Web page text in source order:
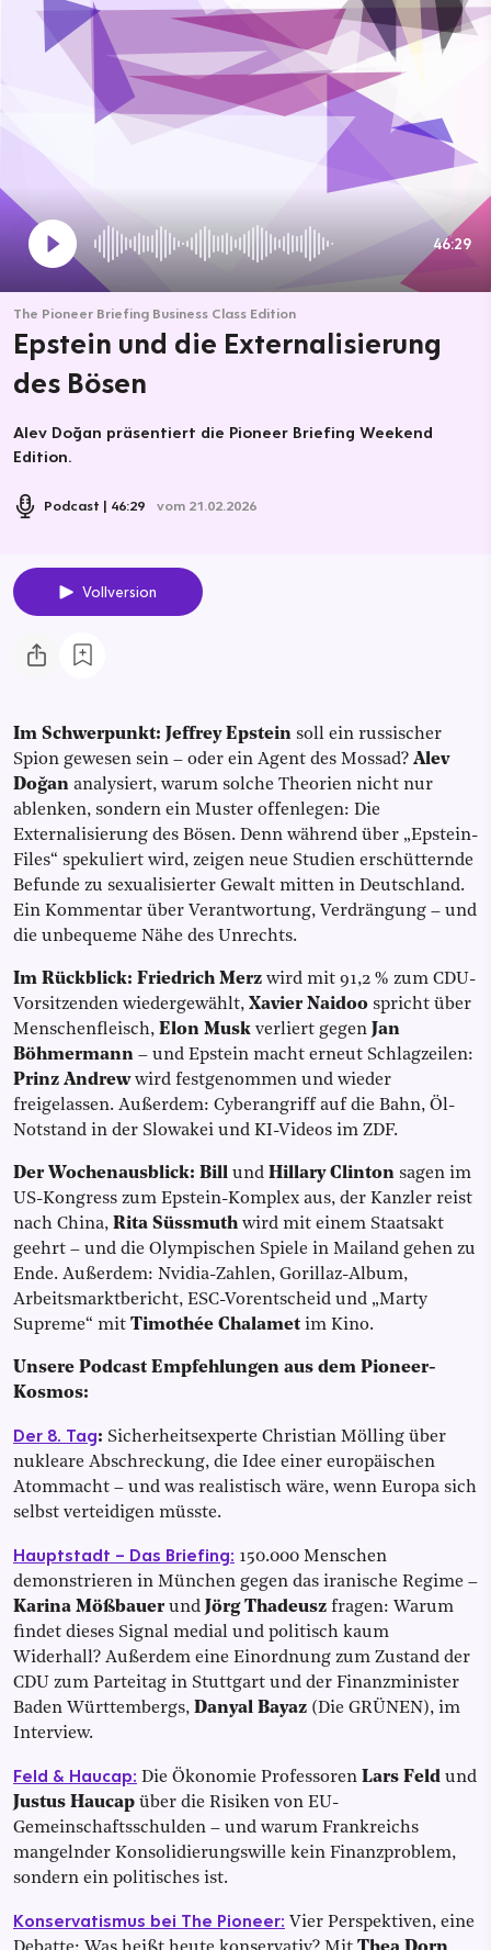
46:29
The Pioneer Briefing Business Class Edition
Epstein und die Externalisierung
des Bösen
Alev Doğan präsentiert die Pioneer Briefing Weekend
Edition.
Podcast 46:29 vom 21.02.2026
Vollversion
Im Schwerpunkt: Jeffrey Epstein soll ein russischer
Spion gewesen sein – oder ein Agent des Mossad? Alev
Doğan analysiert, warum solche Theorien nicht nur
ablenken, sondern ein Muster offenlegen: Die
Externalisierung des Bösen. Denn während über „Epstein-
Files“ spekuliert wird, zeigen neue Studien erschütternde
Befunde zu sexualisierter Gewalt mitten in Deutschland.
Ein Kommentar über Verantwortung, Verdrängung – und
die unbequeme Nähe des Unrechts.
Im Rückblick: Friedrich Merz wird mit 91,2 % zum CDU-
Vorsitzenden wiedergewählt, Xavier Naidoo spricht über
Menschenfleisch, Elon Musk verliert gegen Jan
Böhmermann – und Epstein macht erneut Schlagzeilen:
Prinz Andrewwird festgenommen und wieder
freigelassen. Außerdem: Cyberangriff auf die Bahn, Öl-
Notstand in der Slowakei und KI-Videos im ZDF.
Der Wochenausblick: Bill und Hillary Clinton sagen im
US-Kongress zum Epstein-Komplex aus, der Kanzler reist
nach China, Rita Süssmuth wird mit einem Staatsakt
geehrt – und die Olympischen Spiele in Mailand gehen zu
Ende. Außerdem: Nvidia-Zahlen, Gorillaz-Album,
Arbeitsmarktbericht, ESC-Vorentscheid und „Marty
Supreme“ mit Timothée Chalamet im Kino.
Unsere Podcast Empfehlungen aus dem Pioneer-
Kosmos:
Der 8. Tag: Sicherheitsexperte Christian Mölling über
nukleare Abschreckung, die Idee einer europäischen
Atommacht – und was realistisch wäre, wenn Europa sich
selbst verteidigen müsste.
Hauptstadt – Das Briefing: 150.000 Menschen
demonstrieren in München gegen das iranische Regime –
Karina Mößbauerund Jörg Thadeusz fragen: Warum
findet dieses Signal medial und politisch kaum
Widerhall? Außerdem eine Einordnung zum Zustand der
CDU zum Parteitag in Stuttgart und der Finanzminister
Baden Württembergs, Danyal Bayaz (Die GRÜNEN), im
Interview.
Feld & Haucap: Die Ökonomie Professoren Lars Feld und
Justus Haucap über die Risiken von EU-
Gemeinschaftsschulden – und warum Frankreichs
mangelnder Konsolidierungswille kein Finanzproblem,
sondern ein politisches ist.
Konservatismus bei The Pioneer: Vier Perspektiven, eine